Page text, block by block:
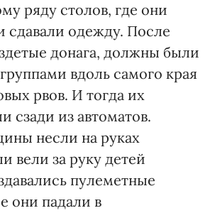
ряду столов, где они
сдавали одежду. После
донага, должны были
вдоль самого края
рвов. И тогда их
сзади из автоматов.
несли на руках
вели за руку детей
пулеметные
они падали в